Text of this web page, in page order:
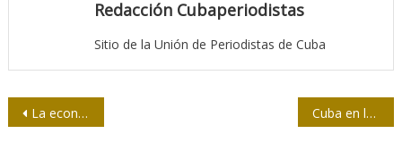
Redacción Cubaperiodistas
Sitio de la Unión de Periodistas de Cuba
Navegación
La economía de Venezuela hoy: entre la pandemia y el bloqueo de EE.UU. (II) Cuba en la hora actual, segundo encuentro (+ video)